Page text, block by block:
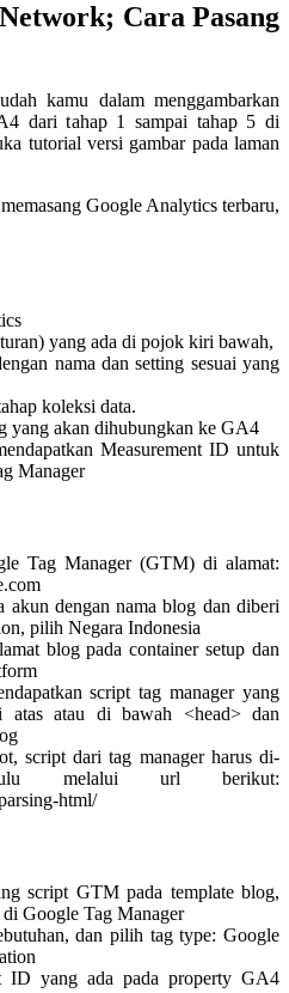
Cara Pasang
kamu dalam menggambarkan
dari tahap 1 sampai tahap 5 di
tutorial versi gambar pada laman
Google Analytics terbaru,
yang ada di pojok kiri bawah,
nama dan setting sesuai yang
koleksi data.
yang akan dihubungkan ke GA4
Measurement ID untuk
Manager
Tag Manager (GTM) di alamat:
akun dengan nama blog dan diberi
pilih Negara Indonesia
blog pada container setup dan
script tag manager yang
atas atau di bawah <head> dan
script dari tag manager harus di-
melalui url berikut:
html/
script GTM pada template blog,
Google Tag Manager
dan pilih tag type: Google
ID yang ada pada property GA4